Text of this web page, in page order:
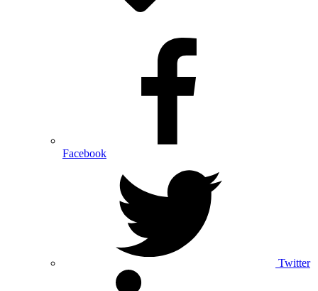
Facebook
Twitter